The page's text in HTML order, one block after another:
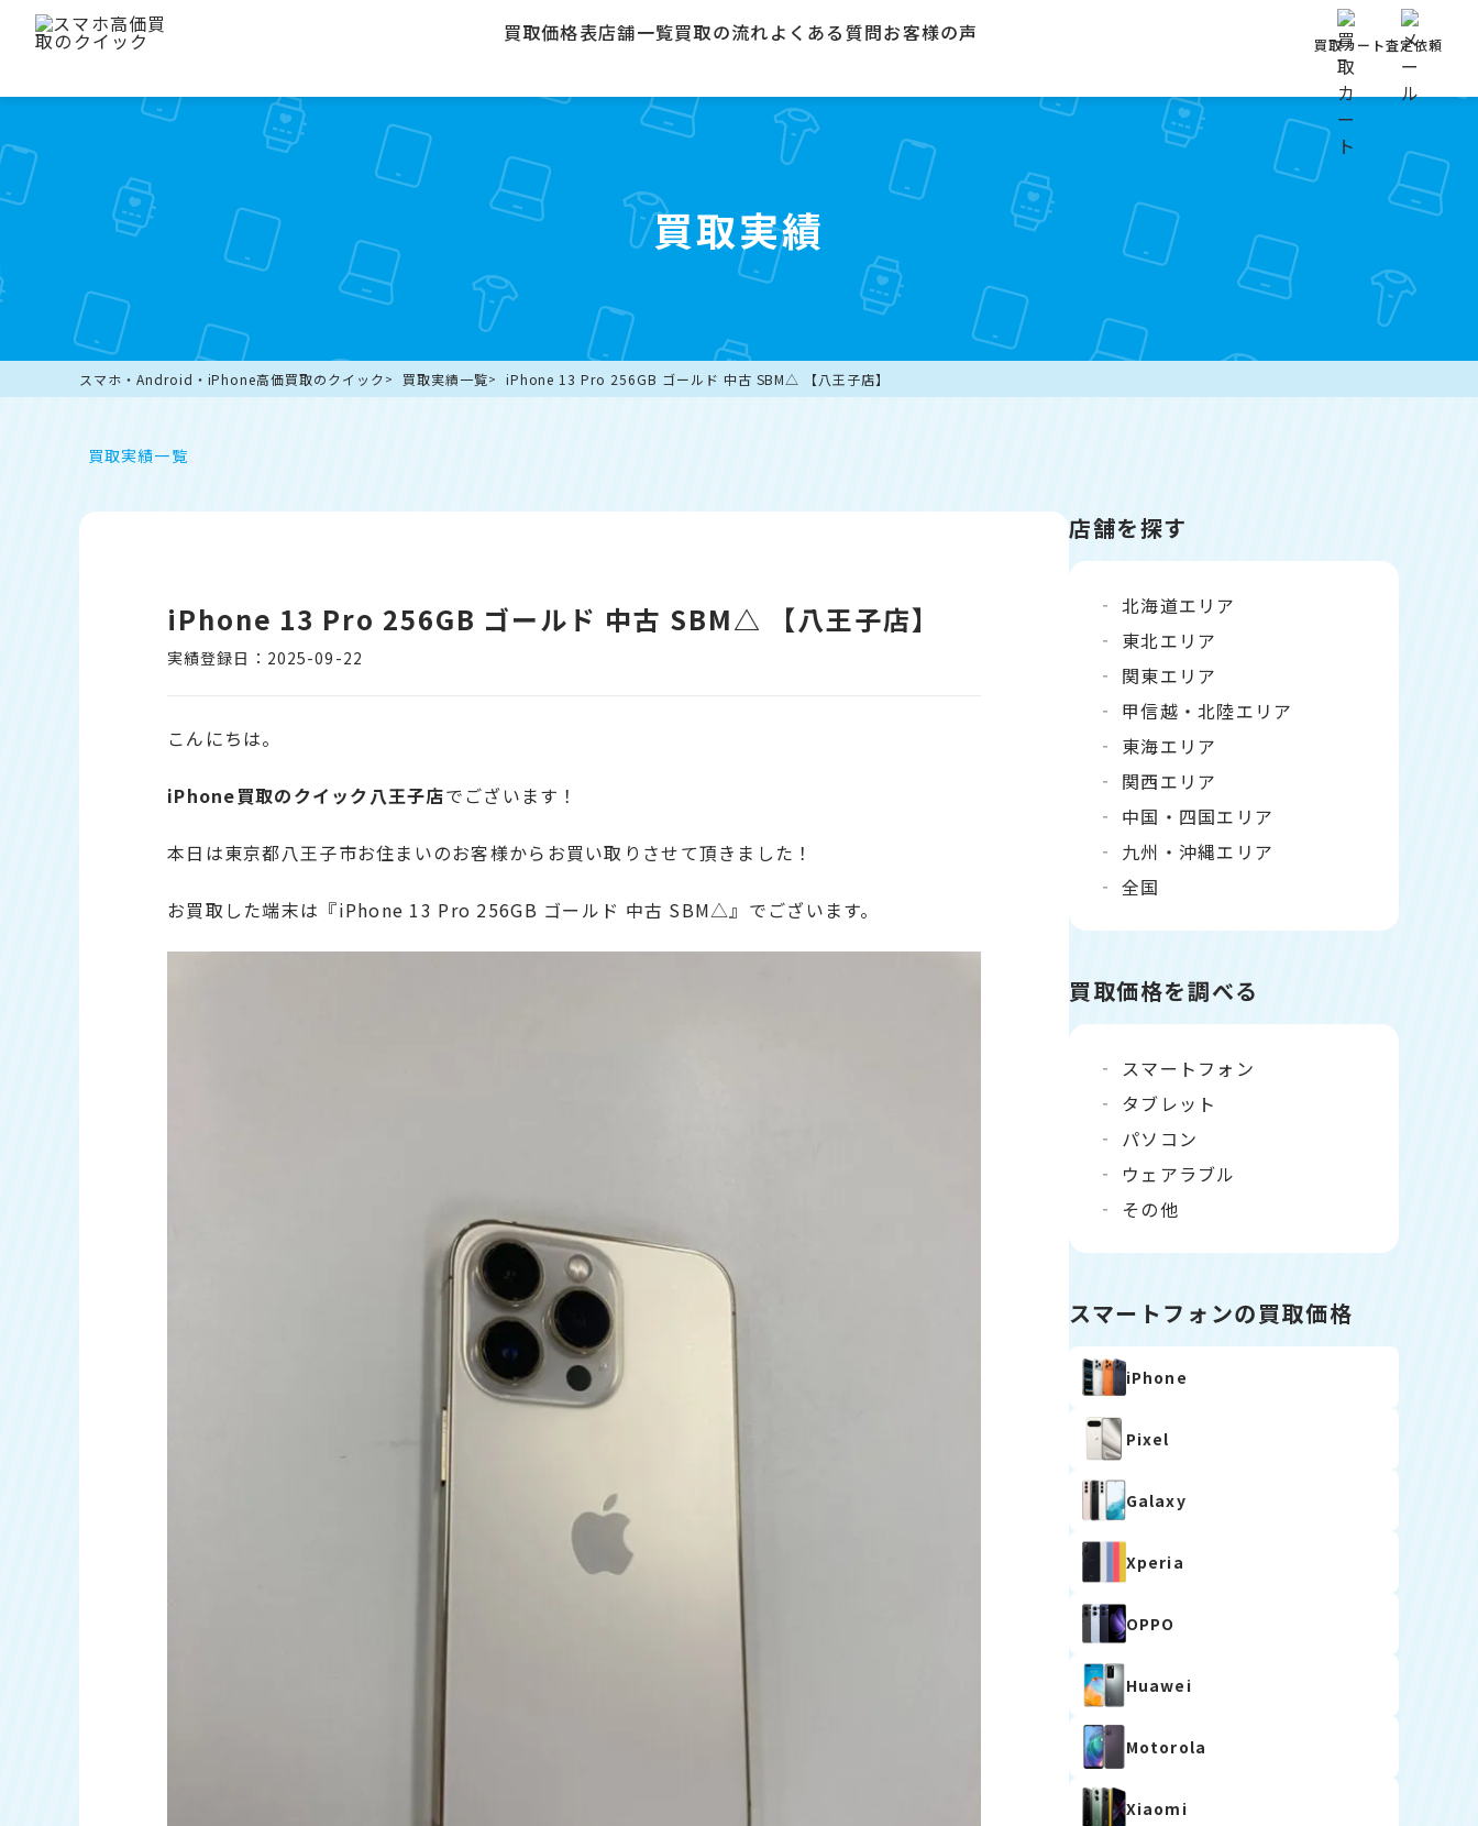
買取価格表店舗一覧買取の流れよくある質問お客様の声 買取カート査定依頼
買取実績
スマホ・Android・iPhone高価買取のクイック 買取実績一覧 iPhone 13 Pro 256GB ゴールド 中古 SBM△ 【八王子店】
買取実績一覧
iPhone 13 Pro 256GB ゴールド 中古 SBM△ 【八王子店】
実績登録日：2025-09-22
こんにちは。
iPhone買取のクイック八王子店でございます！
本日は東京都八王子市お住まいのお客様からお買い取りさせて頂きました！
お買取した端末は『iPhone 13 Pro 256GB ゴールド 中古 SBM△』でございます。
店舗を探す
北海道エリア
東北エリア
関東エリア
甲信越・北陸エリア
東海エリア
関西エリア
中国・四国エリア
九州・沖縄エリア
全国
買取価格を調べる
スマートフォン
タブレット
パソコン
ウェアラブル
その他
スマートフォンの買取価格
iPhone
Pixel
Galaxy
Xperia
OPPO
Huawei
Motorola
Xiaomi